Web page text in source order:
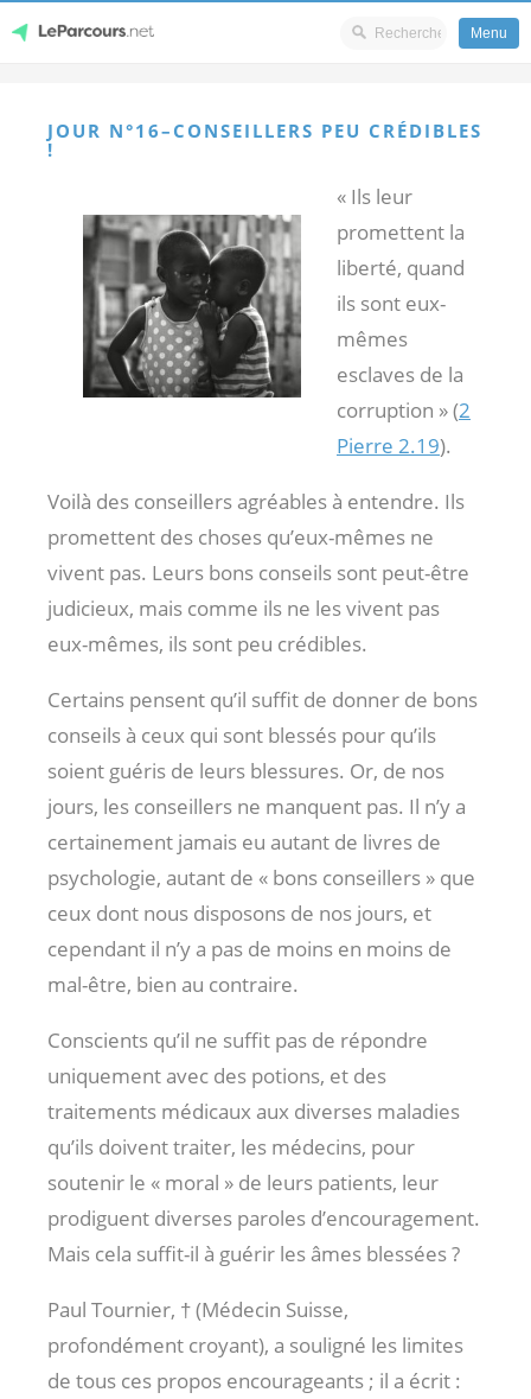
content
Menu
JOUR N°16–CONSEILLERS PEU CRÉDIBLES
!
« Ils leur
promettent la
liberté, quand
ils sont eux-
mêmes
esclaves de la
corruption » (2
Pierre 2.19).
Voilà des conseillers agréables à entendre. Ils
promettent des choses qu’eux-mêmes ne
vivent pas. Leurs bons conseils sont peut-être
judicieux, mais comme ils ne les vivent pas
eux-mêmes, ils sont peu crédibles.
Certains pensent qu’il suffit de donner de bons
conseils à ceux qui sont blessés pour qu’ils
soient guéris de leurs blessures. Or, de nos
jours, les conseillers ne manquent pas. Il n’y a
certainement jamais eu autant de livres de
psychologie, autant de « bons conseillers » que
ceux dont nous disposons de nos jours, et
cependant il n’y a pas de moins en moins de
mal-être, bien au contraire.
Conscients qu’il ne suffit pas de répondre
uniquement avec des potions, et des
traitements médicaux aux diverses maladies
qu’ils doivent traiter, les médecins, pour
soutenir le « moral » de leurs patients, leur
prodiguent diverses paroles d’encouragement.
Mais cela suffit-il à guérir les âmes blessées ?
Paul Tournier, † (Médecin Suisse,
profondément croyant), a souligné les limites
de tous ces propos encourageants ; il a écrit :